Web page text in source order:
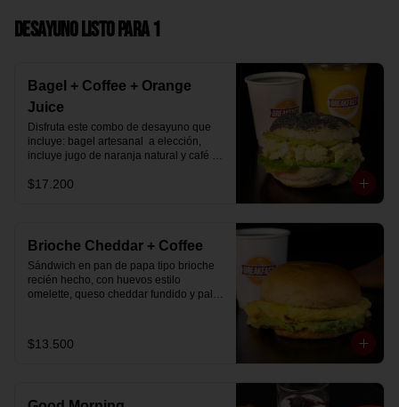
Desayuno Listo para 1
Bagel + Coffee + Orange
Juice
Disfruta este combo de desayuno que
incluye: bagel artesanal  a elección,
incluye jugo de naranja natural y café o
$17.200
Brioche Cheddar + Coffee
Sándwich en pan de papa tipo brioche
recién hecho, con huevos estilo
omelette, queso cheddar fundido y palta,
Se envía en bolsa delivery.
$13.500